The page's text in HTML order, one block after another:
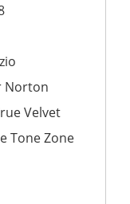
Norton
Velvet
Tone Zone